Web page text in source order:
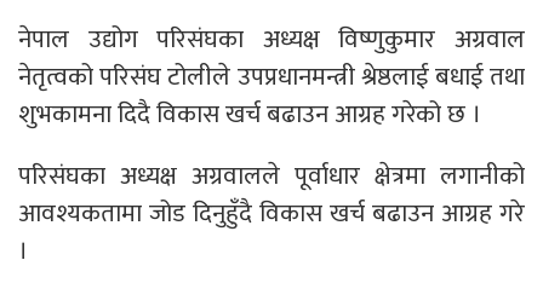
नेपाल उद्योग परिसंघका अध्यक्ष विष्णुकुमार अग्रवाल
नेतृत्वको परिसंघ टोलीले उपप्रधानमन्त्री श्रेष्ठलाई बधाई तथा
शुभकामना दिदै विकास खर्च बढाउन आग्रह गरेको छ ।
परिसंघका अध्यक्ष अग्रवालले पूर्वाधार क्षेत्रमा लगानीको
आवश्यकतामा जोड दिनुहुँदै विकास खर्च बढाउन आग्रह गरे
।